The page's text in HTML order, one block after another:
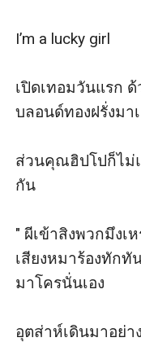
I’m a lucky girl
เปิดเทอมวันแรก
บลอนด์ทองฝรั่งมา
ส่วนคุณฮิปโปก็ไม่
กัน
" ผีเข้าสิงพวกมึงเ
เสียงหมาร้องทักทั
มาโครนั่นเอง
อุตส่าห์เดินมาอย่